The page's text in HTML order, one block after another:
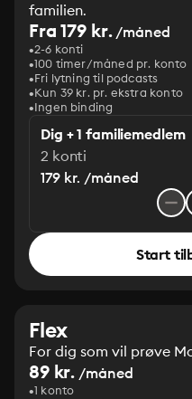
familien.
Fra 179 kr./måned
2-6 konti
100 timer/måned pr. konto
Fri lytning til podcasts
Kun 39 kr. pr. ekstra konto
Ingen binding
Dig + 1 familiemedlem
2 konti
179 kr. /måned
Start
Flex
For dig som vil prøve
89 kr. /måned
1 konto